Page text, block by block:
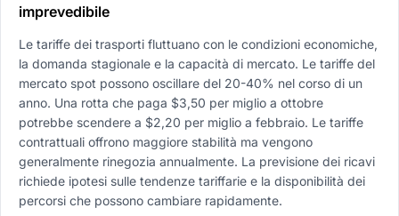
imprevedibile
Le tariffe dei trasporti fluttuano con le condizioni economiche,
la domanda stagionale e la capacità di mercato. Le tariffe del
mercato spot possono oscillare del 20-40% nel corso di un
anno. Una rotta che paga $3,50 per miglio a ottobre
potrebbe scendere a $2,20 per miglio a febbraio. Le tariffe
contrattuali offrono maggiore stabilità ma vengono
generalmente rinegozia annualmente. La previsione dei ricavi
richiede ipotesi sulle tendenze tariffarie e la disponibilità dei
percorsi che possono cambiare rapidamente.